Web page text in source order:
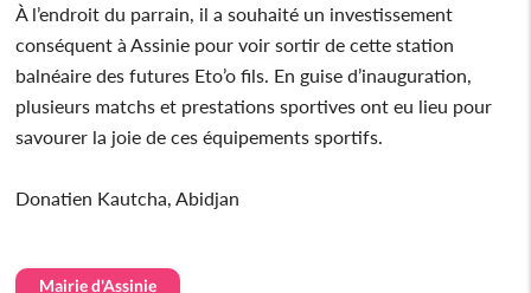
À l’endroit du parrain, il a souhaité un investissement
conséquent à Assinie pour voir sortir de cette station
balnéaire des futures Eto’o fils. En guise d’inauguration,
plusieurs matchs et prestations sportives ont eu lieu pour
savourer la joie de ces équipements sportifs.
Donatien Kautcha, Abidjan
Mairie d'Assinie